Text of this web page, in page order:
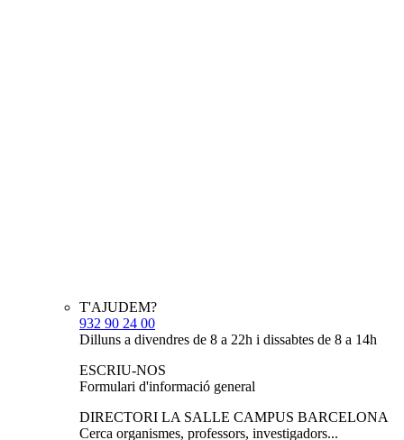
T'AJUDEM?
932 90 24 00
Dilluns a divendres de 8 a 22h i dissabtes de 8 a 14h
ESCRIU-NOS
Formulari d'informació general
DIRECTORI LA SALLE CAMPUS BARCELONA
Cerca organismes, professors, investigadors...